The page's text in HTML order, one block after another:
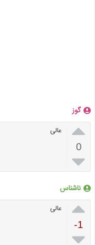
گوز

0

عالی
ناشناس

-1

عالی